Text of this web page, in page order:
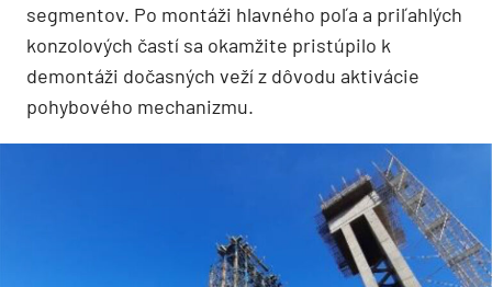
segmentov. Po montáži hlavného poľa a priľahlých
konzolových častí sa okamžite pristúpilo k
demontáži dočasných veží z dôvodu aktivácie
pohybového mechanizmu.